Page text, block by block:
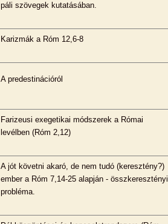
páli szövegek kutatásában.
Karizmák a Róm 12,6-8
A predestinációról
Farizeusi exegetikai módszerek a Római
levélben (Róm 2,12)
A jót követni akaró, de nem tudó (keresztény?)
ember a Róm 7,14-25 alapján - összkeresztényi
probléma.